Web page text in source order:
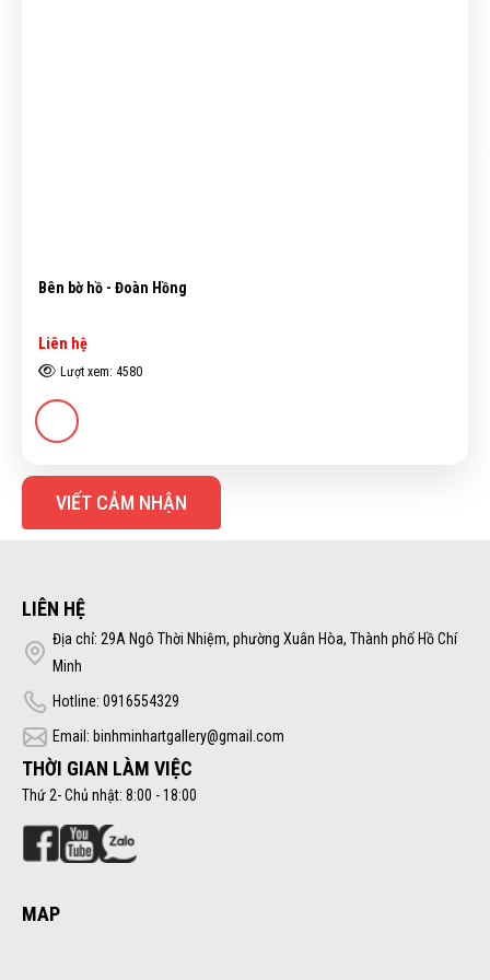
Bên bờ hồ - Đoàn Hồng
Liên hệ
Lượt xem: 4580
VIẾT CẢM NHẬN
LIÊN HỆ
Địa chỉ: 29A Ngô Thời Nhiệm, phường Xuân Hòa, Thành phố Hồ Chí
Minh
Hotline: 0916554329
Email: binhminhartgallery@gmail.com
THỜI GIAN LÀM VIỆC
Thứ 2- Chủ nhật: 8:00 - 18:00
MAP